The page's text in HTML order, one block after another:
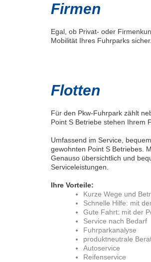
Firmen
Egal, ob Privat- oder
Mobilität Ihres Fuhrparks
Flotten
Für den Pkw-Fuhrpark zählt
Point S Betriebe stehen Ihrem
Umfassend im Service,
gewohnten Point S Betriebes.
Genauso übersichtlich und
Serviceleistungen.
Ihre Vorteile:
Kurze Wege und
Schnelle Hilfe: mit
Gute Fahrt: mit der
Service nach Bedarf
Fuhrparkanalyse
produktneutrale
Autoservice
Reifenservice